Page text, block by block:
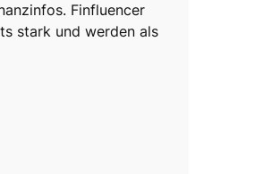
Finfluencer
stark und werden als